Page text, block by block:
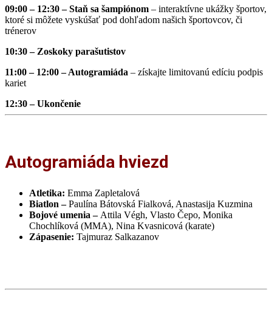
09:00 – 12:30 –Staň sa šampiónom – interaktívne ukážky športov,
ktoré si môžete vyskúšať pod dohľadom našich športovcov, či
trénerov
10:30 – Zoskoky parašutistov
11:00 – 12:00– Autogramiáda – získajte limitovanú edíciu podpis
kariet
12:30 –Ukončenie
Autogramiáda hviezd
Atletika: Emma Zapletalová
Biatlon –Paulína Bátovská Fialková, Anastasija Kuzmina
Bojové umenia –Attila Végh, Vlasto Čepo, Monika
Chochlíková (MMA), Nina Kvasnicová (karate)
Zápasenie: Tajmuraz Salkazanov